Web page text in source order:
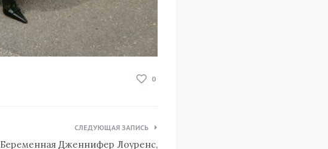
0
СЛЕДУЮЩАЯ ЗАПИСЬ
Беременная Дженнифер Лоуренс,